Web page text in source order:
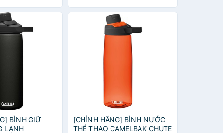
BÌNH GIỮ
LẠNH
[CHÍNH HÃNG] BÌNH NƯỚC
THỂ THAO CAMELBAK CHUTE